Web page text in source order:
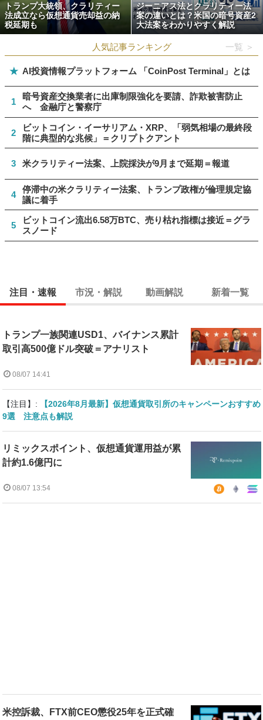
トランプ大統領、クラリティー
法成立なら仮想通貨売却益の納
税延期も
ジーニアス法とクラリティー法
案の違いとは？米国の暗号資産2
大法案をわかりやすく解説
人気記事ランキング 一覧 ＞
★ AI投資情報プラットフォーム 「CoinPost Terminal」とは
1
暗号資産交換業者に出庫制限強化を要請、詐欺被害防止
へ 金融庁と警察庁
2
ビットコイン・イーサリアム・XRP、「弱気相場の最終段
階に典型的な兆候」＝クリプトクアント
3 米クラリティー法案、上院採決が9月まで延期＝報道
4
停滞中の米クラリティー法案、トランプ政権が倫理規定協
議に着手
5
ビットコイン流出6.58万BTC、売り枯れ指標は接近＝グラ
スノード
注目・速報 市況・解説 動画解説 新着一覧
トランプ一族関連USD1、バイナンス累計
取引高500億ドル突破＝アナリスト
08/07 14:41
【注目】:
【2026年8月最新】仮想通貨取引所のキャンペーンおすすめ
9選 注意点も解説
リミックスポイント、仮想通貨運用益が累
計約1.6億円に
08/07 13:54
米控訴裁、FTX前CEO懲役25年を正式確